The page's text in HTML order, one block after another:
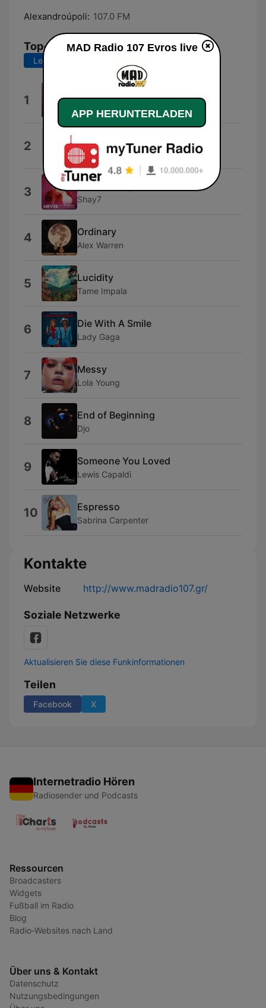
Alexandroúpoli: 107.0 FM
Top-Songs
Letzte 7 Tage
1
2 Damiano David
3 Where Is My Husband
Shay7
4 Ordinary
Alex Warren
5 Lucidity
Tame Impala
6 Die With A Smile
Lady Gaga
7 Messy
Lola Young
8 End of Beginning
Djo
9 Someone You Loved
Lewis Capaldi
10 Espresso
Sabrina Carpenter
Kontakte
Website http://www.madradio107.gr/
Soziale Netzwerke
Aktualisieren Sie diese Funkinformationen
Teilen
Facebook X
Internetradio Hören
Radiosender und Podcasts
Ressourcen
Broadcasters
Widgets
Fußball im Radio
Blog
Radio-Websites nach Land
Über uns & Kontakt
Datenschutz
Nutzungsbedingungen
MAD Radio 107 Evros live
APP HERUNTERLADEN